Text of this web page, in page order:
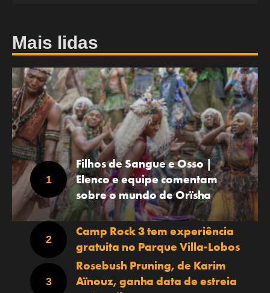
Mais lidas
Filhos de Sangue e Osso |
Elenco e equipe comentam
sobre o mundo de Orïsha
Camp Rock 3 tem experiência
gratuita no Parque Villa-Lobos
Rosebush Pruning, de Karim
Aïnouz, ganha data de estreia